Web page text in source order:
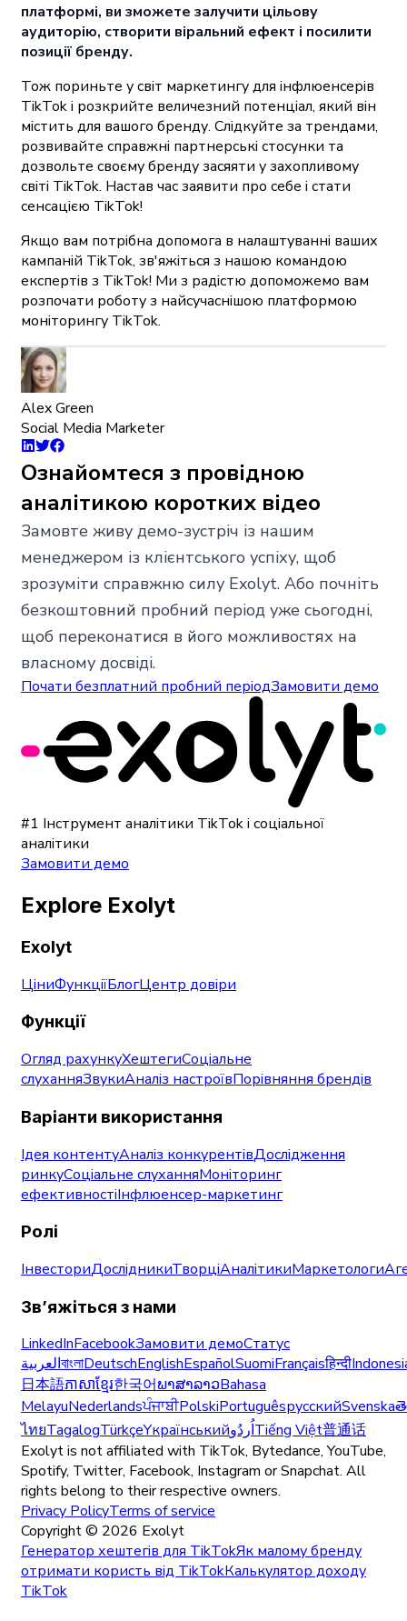
платформі, ви зможете залучити цільову
аудиторію, створити віральний ефект і посилити
позиції бренду.
Тож пориньте у світ маркетингу для інфлюенсерів
TikTok і розкрийте величезний потенціал, який він
містить для вашого бренду. Слідкуйте за трендами,
розвивайте справжні партнерські стосунки та
дозвольте своєму бренду засяяти у захопливому
світі TikTok. Настав час заявити про себе і стати
сенсацією TikTok!
Якщо вам потрібна допомога в налаштуванні ваших
кампаній TikTok, зв'яжіться з нашою командою
експертів з TikTok! Ми з радістю допоможемо вам
розпочати роботу з найсучаснішою платформою
моніторингу TikTok.
Alex Green
Social Media Marketer
Ознайомтеся з провідною
аналітикою коротких відео
Замовте живу демо-зустріч із нашим
менеджером із клієнтського успіху, щоб
зрозуміти справжню силу Exolyt. Або почніть
безкоштовний пробний період уже сьогодні,
щоб переконатися в його можливостях на
власному досвіді.
Почати безплатний пробний періодЗамовити демо
#1 Інструмент аналітики TikTok і соціальної
аналітики
Замовити демо
Explore Exolyt
Exolyt
ЦіниФункціїБлогЦентр довіри
Функції
Огляд рахункуХештегиСоціальне
слуханняЗвукиАналіз настроївПорівняння брендів
Варіанти використання
Ідея контентуАналіз конкурентівДослідження
ринкуСоціальне слуханняМоніторинг
ефективностіІнфлюенсер-маркетинг
Ролі
ІнвесториДослідникиТворціАналітикиМаркетологи
Зв’яжіться з нами
LinkedInFacebookЗамовити демоСтатус
العربيةবাংলাDeutschEnglishEspañolSuomiFrançaisहिन्दी
日本語ភាសាខ្មែរ한국어ພາສາລາວBahasa
MelayuNederlandsਪੰਜਾਬੀPolskiPortuguêsрусскийSvenska
ไทยTagalogTürkçeYкраїнськийاُردُوTiếng Việt普通话
Exolyt is not affiliated with TikTok, Bytedance, YouTube,
Spotify, Twitter, Facebook, Instagram or Snapchat. All
rights belong to their respective owners.
Privacy PolicyTerms of service
Copyright © 2026 Exolyt
Генератор хештегів для TikTokЯк малому бренду
отримати користь від TikTokКалькулятор доходу
TikTok